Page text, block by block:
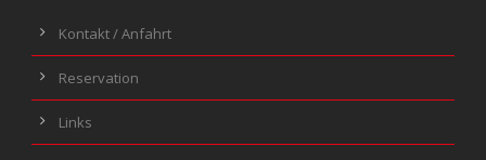
Kontakt / Anfahrt
Reservation
Links